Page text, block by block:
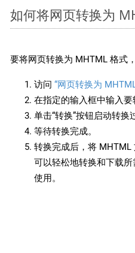
如何将网页转换为
要将网页转换为 MHTML 格式
访问 “网页转换为
在指定的输入框中输入要
单击“转换”按钮启动转换
等待转换完成。
转换完成后，将 MHTML
可以轻松地转换和下载
使用。